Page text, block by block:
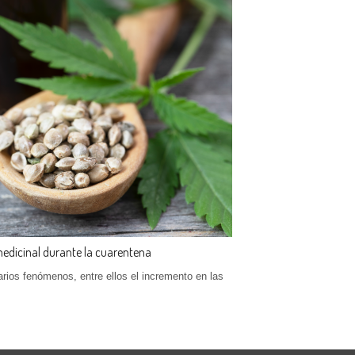
durante la cuarentena
fenómenos, entre ellos el incremento en las